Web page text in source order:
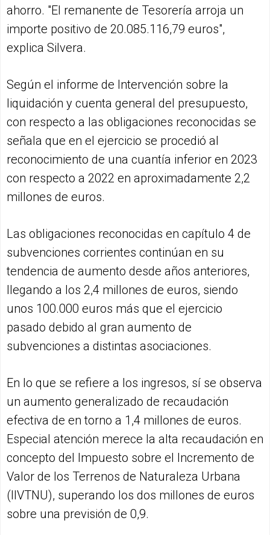
ahorro. "El remanente de Tesorería arroja un
importe positivo de 20.085.116,79 euros",
explica Silvera.
Según el informe de Intervención sobre la
liquidación y cuenta general del presupuesto,
con respecto a las obligaciones reconocidas se
señala que en el ejercicio se procedió al
reconocimiento de una cuantía inferior en 2023
con respecto a 2022 en aproximadamente 2,2
millones de euros.
Las obligaciones reconocidas en capítulo 4 de
subvenciones corrientes continúan en su
tendencia de aumento desde años anteriores,
llegando a los 2,4 millones de euros, siendo
unos 100.000 euros más que el ejercicio
pasado debido al gran aumento de
subvenciones a distintas asociaciones.
En lo que se refiere a los ingresos, sí se observa
un aumento generalizado de recaudación
efectiva de en torno a 1,4 millones de euros.
Especial atención merece la alta recaudación en
concepto del Impuesto sobre el Incremento de
Valor de los Terrenos de Naturaleza Urbana
(IIVTNU), superando los dos millones de euros
sobre una previsión de 0,9.